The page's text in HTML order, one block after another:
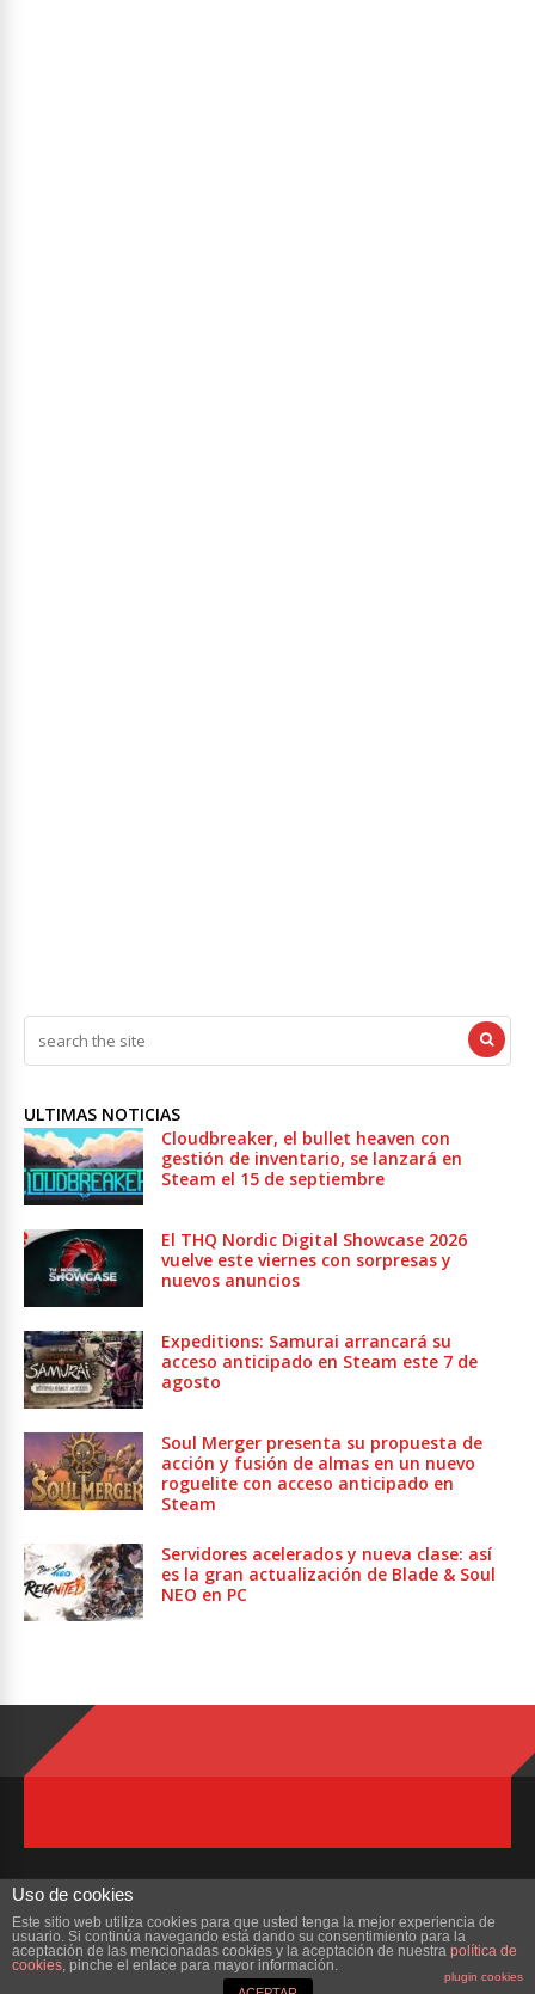
ULTIMAS NOTICIAS
Cloudbreaker, el bullet heaven con
gestión de inventario, se lanzará en
Steam el 15 de septiembre
El THQ Nordic Digital Showcase 2026
vuelve este viernes con sorpresas y
nuevos anuncios
Expeditions: Samurai arrancará su
acceso anticipado en Steam este 7 de
agosto
Soul Merger presenta su propuesta de
acción y fusión de almas en un nuevo
roguelite con acceso anticipado en
Steam
Servidores acelerados y nueva clase: así
es la gran actualización de Blade & Soul
NEO en PC
Copyright © 2023 ZonaMMORPG.com. Todos los derechos reservados
¿Quienes Somos? Colabora Contacto
Uso de cookies
Este sitio web utiliza cookies para que usted tenga la mejor experiencia de
usuario. Si continúa navegando está dando su consentimiento para la
aceptación de las mencionadas cookies y la aceptación de nuestra política de
cookies, pinche el enlace para mayor información.
plugin cookies